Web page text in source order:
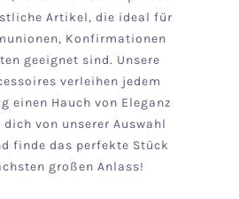
Artikel, die ideal für
Konfirmationen
geeignet sind. Unsere
verleihen jedem
einen Hauch von Eleganz
von unserer Auswahl
finde das perfekte Stück
großen Anlass!